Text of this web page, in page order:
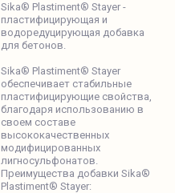
Sika® Plastiment® Stayer -
пластифицирующая и
водоредуцирующая добавка
для бетонов.
Sika® Plastiment® Stayer
обеспечивает стабильные
пластифицирующие свойства,
благодаря использованию в
своем составе
высококачественных
модифицированных
лигносульфонатов.
Преимущества добавки Sika®
Plastiment® Stayer: